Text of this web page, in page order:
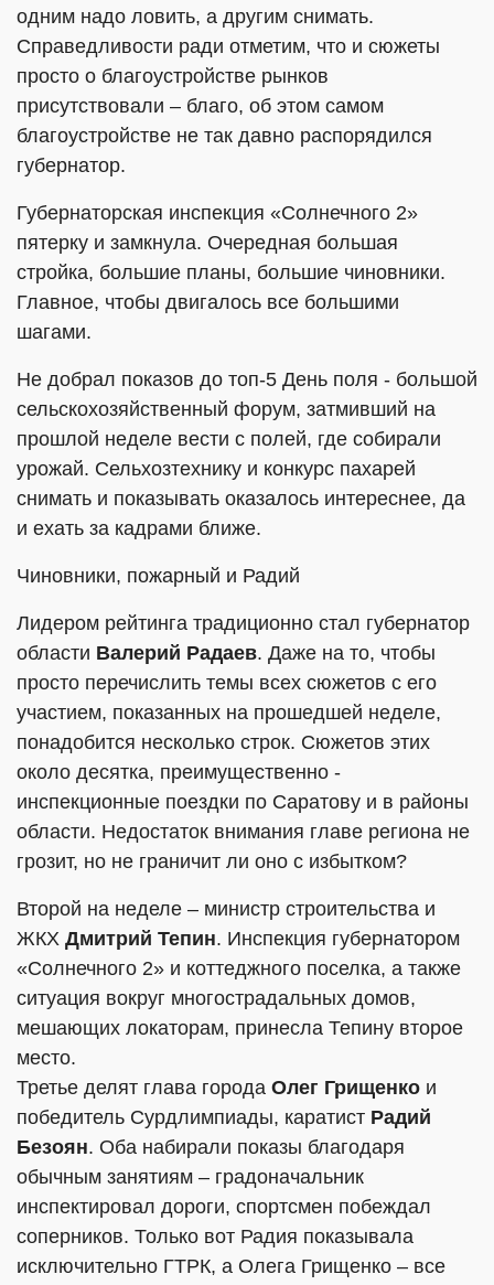
одним надо ловить, а другим снимать.
Справедливости ради отметим, что и сюжеты
просто о благоустройстве рынков
присутствовали – благо, об этом самом
благоустройстве не так давно распорядился
губернатор.
Губернаторская инспекция «Солнечного 2»
пятерку и замкнула. Очередная большая
стройка, большие планы, большие чиновники.
Главное, чтобы двигалось все большими
шагами.
Не добрал показов до топ-5 День поля - большой
сельскохозяйственный форум, затмивший на
прошлой неделе вести с полей, где собирали
урожай. Сельхозтехнику и конкурс пахарей
снимать и показывать оказалось интереснее, да
и ехать за кадрами ближе.
Чиновники, пожарный и Радий
Лидером рейтинга традиционно стал губернатор
области Валерий Радаев. Даже на то, чтобы
просто перечислить темы всех сюжетов с его
участием, показанных на прошедшей неделе,
понадобится несколько строк. Сюжетов этих
около десятка, преимущественно -
инспекционные поездки по Саратову и в районы
области. Недостаток внимания главе региона не
грозит, но не граничит ли оно с избытком?
Второй на неделе – министр строительства и
ЖКХ Дмитрий Тепин. Инспекция губернатором
«Солнечного 2» и коттеджного поселка, а также
ситуация вокруг многострадальных домов,
мешающих локаторам, принесла Тепину второе
место.
Третье делят глава города Олег Грищенко и
победитель Сурдлимпиады, каратист Радий
Безоян. Оба набирали показы благодаря
обычным занятиям – градоначальник
инспектировал дороги, спортсмен побеждал
соперников. Только вот Радия показывала
исключительно ГТРК, а Олега Грищенко – все